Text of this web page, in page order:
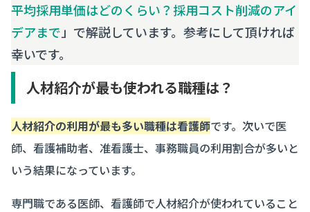
平均採用単価はどのくらい？採用コスト削減のアイ
デアまで 」で解説しています。参考にして頂ければ
幸いです。
人材紹介が最も使われる職種は？
人材紹介の利用が最も多い職種は看護師です。次いで医
師、看護補助者、准看護士、事務職員の利用割合が多いと
いう結果になっています。
専門職である医師、看護師で人材紹介が使われていること